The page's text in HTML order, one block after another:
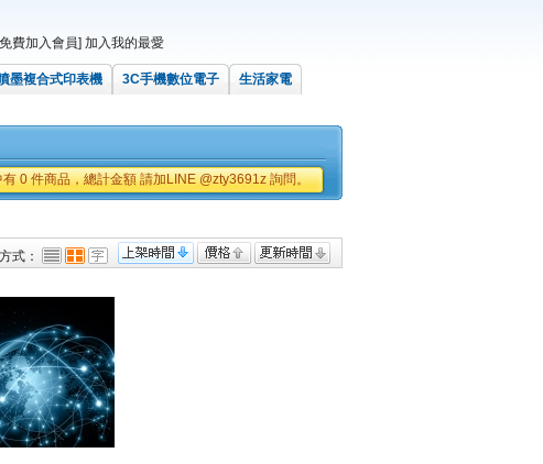
費加入會員] 加入我的最愛
墨複合式印表機 3C手機數位電子
生活家電
0 件商品，總計金額 請加LINE @zty3691z 詢問。
式：